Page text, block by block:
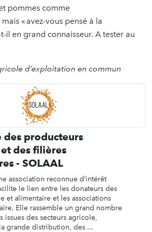
pommes comme
« avez-vous pensé à la
il en grand connaisseur. A tester au
d’exploitation en commun
des producteurs
des filières
- SOLAAL
association reconnue d’intérêt
le lien entre les donateurs des
et alimentaire et les associations
Elle rassemble un grand nombre
issues des secteurs agricole,
grande distribution, des ...